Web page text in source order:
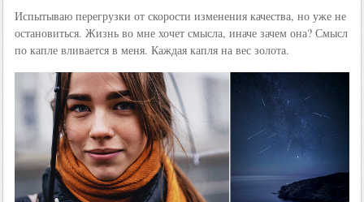
Испытываю перегрузки от скорости изменения качества, но уже не
остановиться. Жизнь во мне хочет смысла, иначе зачем она? Смысл
по капле вливается в меня. Каждая капля на вес золота.